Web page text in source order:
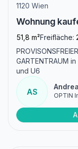
1120 Wien
Wohnung
51,8 m²Freifläche:
GARTENTRAUM
und U6
AS OPTIN